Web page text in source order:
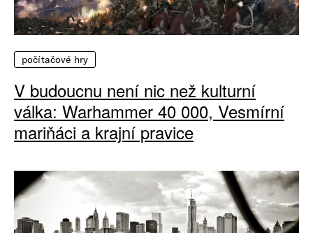
počítačové hry
V budoucnu není nic než kulturní
válka: Warhammer 40 000, Vesmírní
mariňáci a krajní pravice